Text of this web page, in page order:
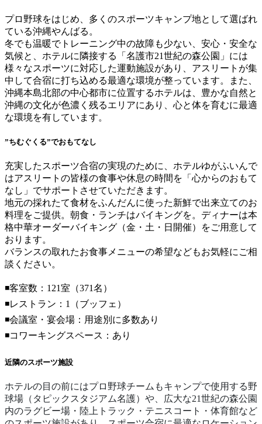
プロ野球をはじめ、多くのスポーツキャンプ地として選ばれ
ている沖縄やんばる。
冬でも温暖でトレーニング中の故障も少ない、安心・安全な
気候と、ホテルに隣接する「名護市21世紀の森公園」には
様々なスポーツに対応した運動施設があり、アスリートが集
中して合宿に打ち込める最適な環境が整っています。また、
沖縄本島北部の中心都市に位置するホテルは、豊かな自然と
沖縄の文化が色濃く残るエリアにあり、心と体を育むに最適
な環境を有しています。
”ちむぐくる”でおもてなし
充実したスポーツ合宿の実現のために、ホテルゆがふいんで
はアスリートの皆様の食事や休息の時間を「心からのおもて
なし」でサポートさせていただきます。
地元の採れたて食材をふんだんに使った新鮮で出来立てのお
料理をご提供。朝食・ランチはバイキングを。ディナーは本
格中華オーダーバイキング（金・土・日開催）をご用意して
おります。
バランスの取れたお食事メニューの希望などもお気軽にご相
談ください。
◾️客室数：121室（371名）
◾️レストラン：1（ブッフェ）
◾️会議室・宴会場：用途別に多数あり
◾️コワーキングスペース：あり
近隣のスポーツ施設
ホテルの目の前にはプロ野球チームもキャンプで使用する野
球場（タピックスタジアム名護）や、広大な21世紀の森公園
内のラグビー場・陸上トラック・テニスコート・体育館など